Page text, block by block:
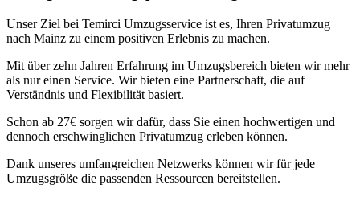
Unser Ziel bei Temirci Umzugsservice ist es, Ihren Privatumzug
nach Mainz zu einem positiven Erlebnis zu machen.
Mit über zehn Jahren Erfahrung im Umzugsbereich bieten wir mehr
als nur einen Service. Wir bieten eine Partnerschaft, die auf
Verständnis und Flexibilität basiert.
Schon ab 27€ sorgen wir dafür, dass Sie einen hochwertigen und
dennoch erschwinglichen Privatumzug erleben können.
Dank unseres umfangreichen Netzwerks können wir für jede
Umzugsgröße die passenden Ressourcen bereitstellen.